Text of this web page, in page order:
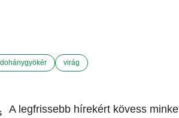
virág
A legfrissebb hírekért kövess